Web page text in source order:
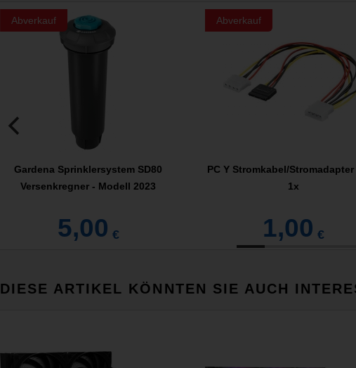
Abverkauf
Gardena Sprinklersystem SD80
Versenkregner - Modell 2023
5,00 €
Abverkauf
PC Y Stromkabel/Stromadapter
1x
1,00 €
DIESE ARTIKEL KÖNNTEN SIE AUCH